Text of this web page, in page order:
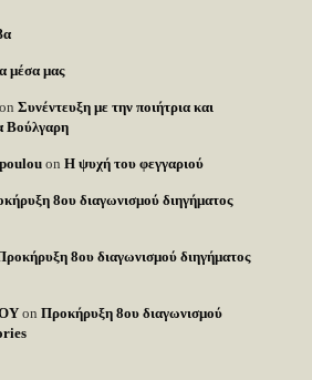
μέσα μας
on Συνέντευξη με την ποιήτρια και
Βούλγαρη
on Η ψυχή του φεγγαριού
8ου διαγωνισμού διηγήματος
8ου διαγωνισμού διηγήματος
on Προκήρυξη 8ου διαγωνισμού